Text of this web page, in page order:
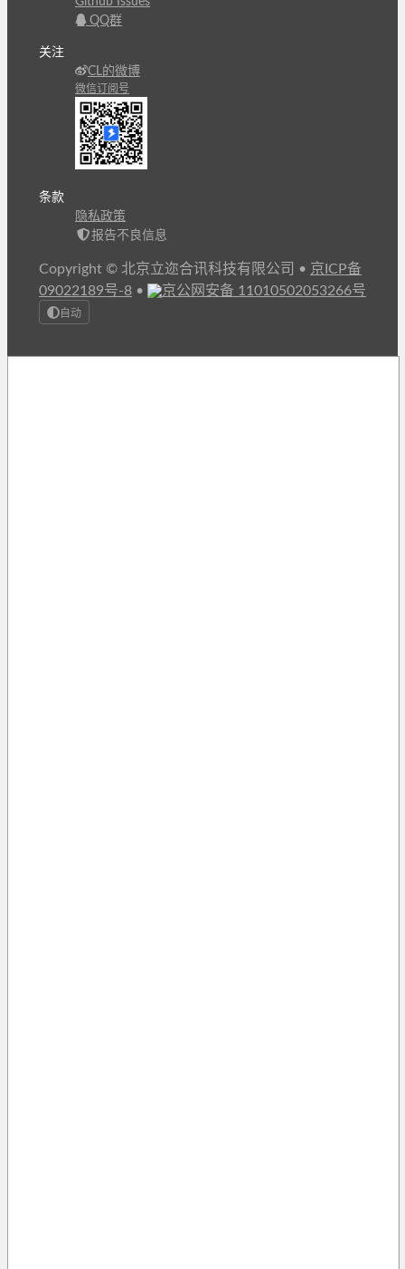
QQ群
关注
CL的微博
微信订阅号
条款
隐私政策
报告不良信息
Copyright © 北京立迩合讯科技有限公司 • 京ICP备
09022189号-8 • 京公网安备 11010502053266号
自动